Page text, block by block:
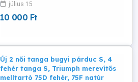
július 15
10 000 Ft
Új 2 női tanga bugyi párduc S, 4
fehér tanga S, Triumph merevítős
melltartó 75D fehér, 75F natúr